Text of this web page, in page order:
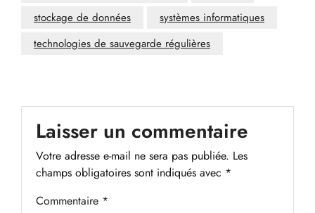
stockage de données
systèmes informatiques
technologies de sauvegarde régulières
Laisser un commentaire
Votre adresse e-mail ne sera pas publiée. Les
champs obligatoires sont indiqués avec *
Commentaire *